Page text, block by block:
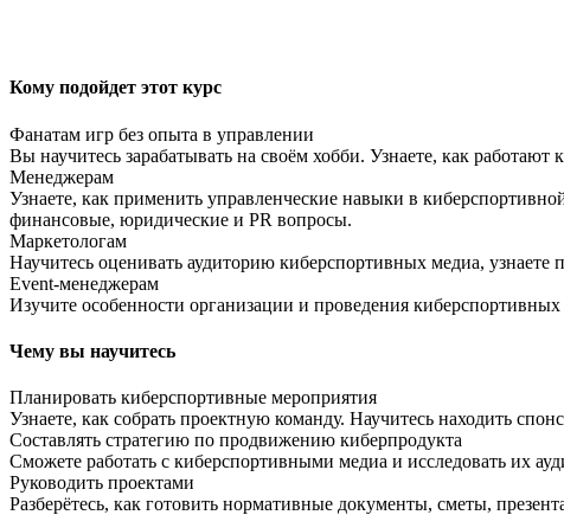
Кому подойдет этот курс
Фанатам игр без опыта в управлении
Вы научитесь зарабатывать на своём хобби. Узнаете, как
Менеджерам
Узнаете, как применить управленческие навыки в
финансовые, юридические и PR вопросы.
Маркетологам
Научитесь оценивать аудиторию киберспортивных медиа,
Event-менеджерам
Изучите особенности организации и проведения
Чему вы научитесь
Планировать киберспортивные мероприятия
Узнаете, как собрать проектную команду. Научитесь находить
Составлять стратегию по продвижению киберпродукта
Сможете работать с киберспортивными медиа и исследовать их
Руководить проектами
Разберётесь, как готовить нормативные документы, сметы,